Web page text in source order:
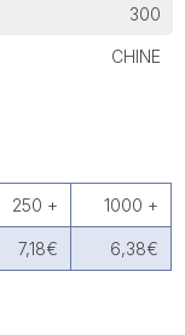
300
CHINE
250 + 1000 +
7,18€ 6,38€